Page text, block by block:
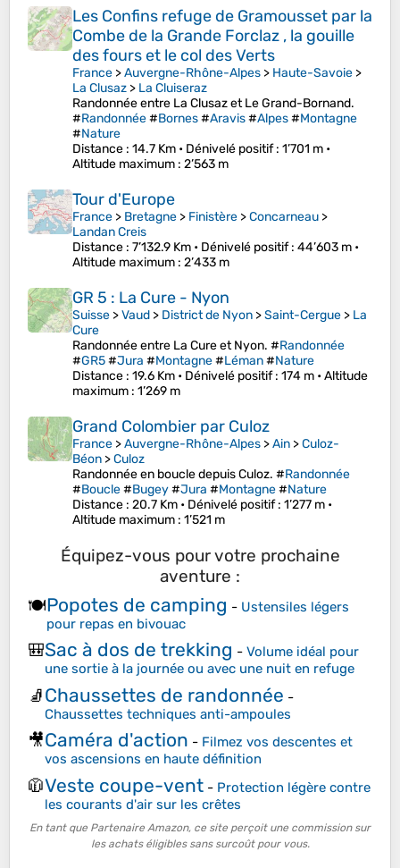
Les Confins refuge de Gramousset par la
Combe de la Grande Forclaz , la gouille
des fours et le col des Verts
France >Auvergne-Rhône-Alpes > Haute-Savoie >
La Clusaz > La Cluiseraz
Randonnée entre La Clusaz et Le Grand-Bornand.
#Randonnée#Bornes#Aravis#Alpes#Montagne
#Nature
Distance : 14.7 Km • Dénivelé positif: 1’701 m •
Altitude maximum : 2’563 m
Tour d'Europe
France > Bretagne > Finistère >Concarneau >
Landan Creis
Distance : 7’132.9 Km • Dénivelé positif: 44’603 m •
Altitude maximum : 2’433 m
GR 5 : La Cure - Nyon
Suisse >Vaud > District de Nyon >Saint-Cergue > La
Cure
Randonnée entre La Cure et Nyon. #Randonnée
#GR5#Jura #Montagne#Léman#Nature
Distance : 19.6 Km • Dénivelé positif: 174 m •Altitude
maximum : 1’269 m
Grand Colombier par Culoz
France >Auvergne-Rhône-Alpes >Ain >Culoz-
Béon >Culoz
Randonnée en boucle depuis Culoz. #Randonnée
#Boucle#Bugey#Jura #Montagne#Nature
Distance : 20.7 Km • Dénivelé positif: 1’277 m •
Altitude maximum : 1’521 m
Équipez-vous pour votre prochaine
aventure :
🍽️Popotes de camping - Ustensiles légers
pour repas en bivouac
🎒Sac à dos de trekking - Volume idéal pour
une sortie à la journée ou avec une nuit en refuge
🧦Chaussettes de randonnée -
Chaussettes techniques anti-ampoules
🎥Caméra d'action - Filmez vos descentes et
vos ascensions en haute définition
🧥Veste coupe-vent - Protection légère contre
les courants d'air sur les crêtes
En tant que Partenaire Amazon, ce site perçoit une commission sur
les achats éligibles sans surcoût pour vous.